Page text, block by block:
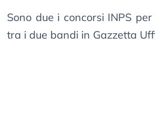
Sono due i concorsi INPS
tra i due bandi in Gazzetta